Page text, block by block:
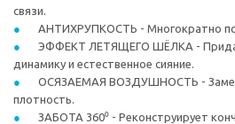
связи.
АНТИХРУПКОСТЬ - Многократно
ЭФФЕКТ ЛЕТЯЩЕГО ШЁЛКА -
динамику и естественное сияние.
ОСЯЗАЕМАЯ ВОЗДУШНОСТЬ -
плотность.
ЗАБОТА 360⁰ - Реконструирует